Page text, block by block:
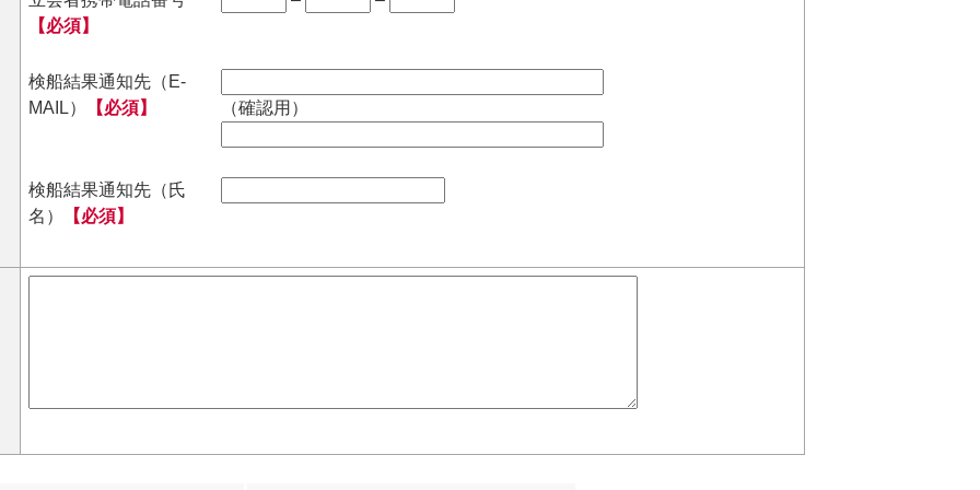
【必須】
検船結果通知先（E-
MAIL）
【必須】 （確認用）
検船結果通知先（氏
名）
【必須】